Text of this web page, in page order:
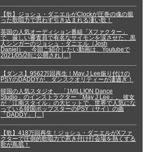
【歌】ジョシュ・ダニエルがClockが圧巻の魂の籠
った歌唱力で思わず引き込まれる凄い歌！
英国の人気オーディション番組「Xファクター」
で、厳しい審査員で有名なサイモンを涙させた、黒
人シンガーのジョシュ・ダニエル（Josh
Daniel）。 今回ご紹介したい動画は、Youtubeで
2021/05/28に公開され […]
【ダンス】9562万回再生！May J Lee振り付けの
PSYのDADDYが、ダンスクオリティーが凄過ぎ！
韓国の人気スタジオ、 「1MILLION Dance
Studio」のインストラクター「May J Lee」。 彼女
が「江南スタイル」の大ヒットで、世界で人気にな
っている韓国ポップスターのPSY（サイ）の曲
「DADDY」 […]
【歌】418万回再生！ジョシュ・ダニエルがXファ
クターで圧倒的歌唱力で惹き付け打会場を熱くする
歌が鳥肌！